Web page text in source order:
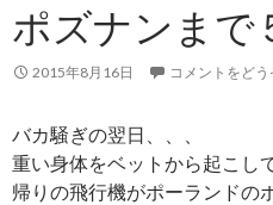
ポズナンまで
2015年8月16日 コメントをどう
バカ騒ぎの翌日、、、
重い身体をベットから起こし
帰りの飛行機がポーランドの